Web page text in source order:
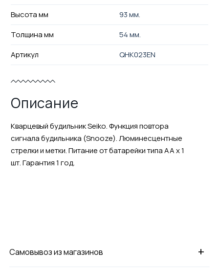
Высота мм
93 мм.
Толщина мм
54 мм.
Артикул
QHK023EN
Описание
Кварцевый будильник Seiko. Функция повтора
сигнала будильника (Snoоze). Люминесцентные
стрелки и метки. Питание от батарейки типа АА х 1
шт. Гарантия 1 год.
+
Самовывоз из магазинов